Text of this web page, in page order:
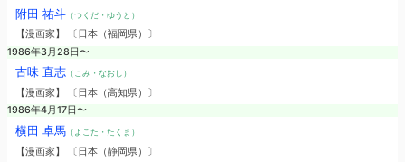
附田 祐斗（つくだ・ゆうと）
【漫画家】 〔日本（福岡県）〕
1986年3月28日〜
古味 直志（こみ・なおし）
【漫画家】 〔日本（高知県）〕
1986年4月17日〜
横田 卓馬（よこた・たくま）
【漫画家】 〔日本（静岡県）〕